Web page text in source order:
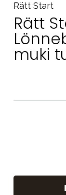
Rätt Start
Rätt
muki